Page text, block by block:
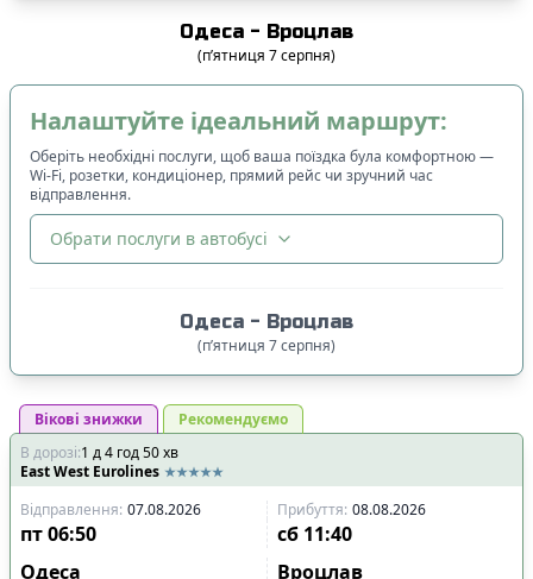
Одеса - Вроцлав
(п’ятниця 7серпня)
Налаштуйте ідеальний маршрут:
Оберіть необхідні послуги, щоб ваша поїздка була комфортною —
Wi-Fi, розетки, кондиціонер, прямий рейс чи зручний час
відправлення.
Обрати послуги в автобусі
Спочатку дешевші
Час відправлення:
Спочатку ранні
Спочатку вечірні
Час прибуття
Одеса - Вроцлав
(п’ятниця 7серпня)
Вікові знижки
Рекомендуємо
В дорозі:1 д4 год50хв
East West Eurolines
Відправлення: 07.08.2026 Прибуття: 08.08.2026
пт06:50 сб 11:40
Одеса
Вроцлав